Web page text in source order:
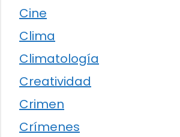
Cine
Clima
Climatología
Creatividad
Crimen
Crímenes